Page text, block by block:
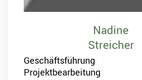
Nadine
Streicher
Geschäftsführung
Projektbearbeitung